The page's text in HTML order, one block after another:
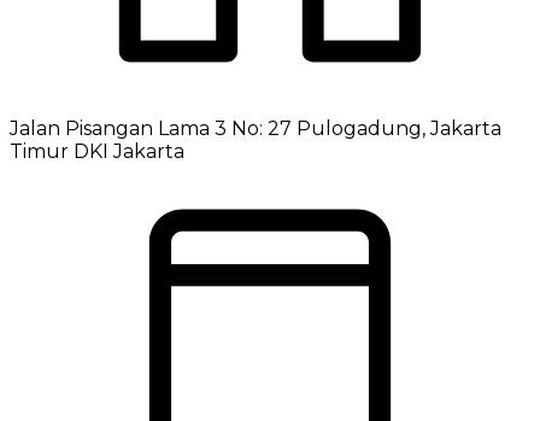
Jalan Pisangan Lama 3 No: 27 Pulogadung, Jakarta
Timur DKI Jakarta